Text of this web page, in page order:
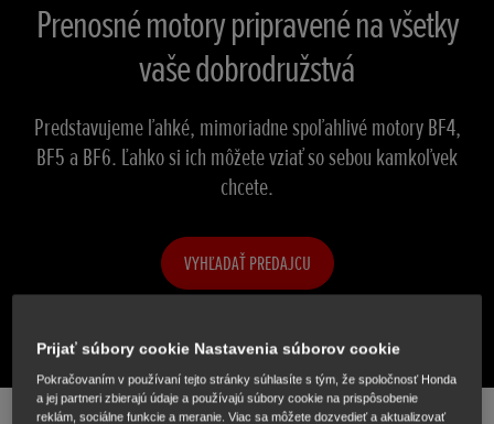
Prenosné motory pripravené na všetky
vaše dobrodružstvá
Predstavujeme ľahké, mimoriadne spoľahlivé motory BF4,
BF5 a BF6. Ľahko si ich môžete vziať so sebou kamkoľvek
chcete.
VYHĽADAŤ PREDAJCU
Prijať súbory cookie Nastavenia súborov cookie
Pokračovaním v používaní tejto stránky súhlasíte s tým, že spoločnosť Honda
a jej partneri zbierajú údaje a používajú súbory cookie na prispôsobenie
reklám, sociálne funkcie a meranie. Viac sa môžete dozvedieť a aktualizovať